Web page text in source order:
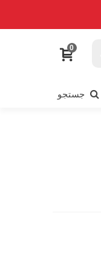
0
جستجو